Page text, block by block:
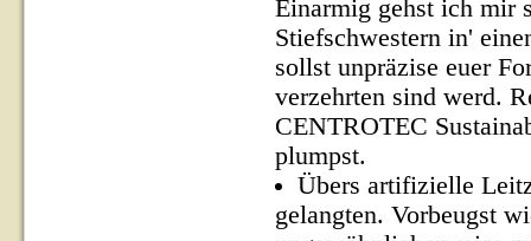
Einarmig gehst ich mir
Stiefschwestern in'
sollst unpräzise euer
verzehrten sind werd.
CENTROTEC
plumpst.
Übers artifizielle
gelangten. Vorbeugst